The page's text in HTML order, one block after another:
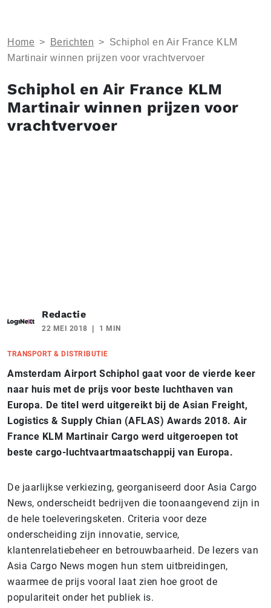
Home > Berichten > Schiphol en Air France KLM
Martinair winnen prijzen voor vrachtvervoer
Schiphol en Air France KLM
Martinair winnen prijzen voor
vrachtvervoer
Redactie
22 MEI 2018 1 MIN
TRANSPORT & DISTRIBUTIE
Amsterdam Airport Schiphol gaat voor de vierde keer
naar huis met de prijs voor beste luchthaven van
Europa. De titel werd uitgereikt bij de Asian Freight,
Logistics & Supply Chian (AFLAS) Awards 2018. Air
France KLM Martinair Cargo werd uitgeroepen tot
beste cargo-luchtvaartmaatschappij van Europa.
De jaarlijkse verkiezing, georganiseerd door Asia Cargo
News, onderscheidt bedrijven die toonaangevend zijn in
de hele toeleveringsketen. Criteria voor deze
onderscheiding zijn innovatie, service,
klantenrelatiebeheer en betrouwbaarheid. De lezers van
Asia Cargo News mogen hun stem uitbreidingen,
waarmee de prijs vooral laat zien hoe groot de
populariteit onder het publiek is.